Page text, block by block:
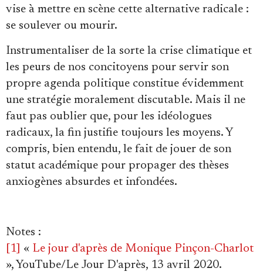
vise à mettre en scène cette alternative radicale :
se soulever ou mourir.
Instrumentaliser de la sorte la crise climatique et
les peurs de nos concitoyens pour servir son
propre agenda politique constitue évidemment
une stratégie moralement discutable. Mais il ne
faut pas oublier que, pour les idéologues
radicaux, la fin justifie toujours les moyens. Y
compris, bien entendu, le fait de jouer de son
statut académique pour propager des thèses
anxiogènes absurdes et infondées.
Notes :
[1]
« Le jour d'après de Monique Pinçon-Charlot
», YouTube/Le Jour D'après, 13 avril 2020.